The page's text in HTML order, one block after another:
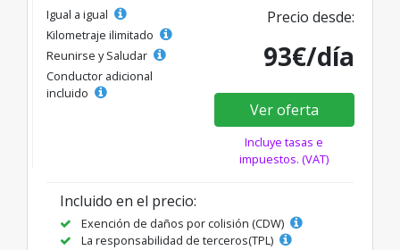
Igual a igual
Kilometraje ilimitado
Reunirse y Saludar
Conductor adicional
incluido
Precio desde:
93€/día
Ver oferta
Incluye tasas e
impuestos. (VAT)
Incluido en el precio:
Exención de daños por colisión (CDW)
La responsabilidad de terceros(TPL)